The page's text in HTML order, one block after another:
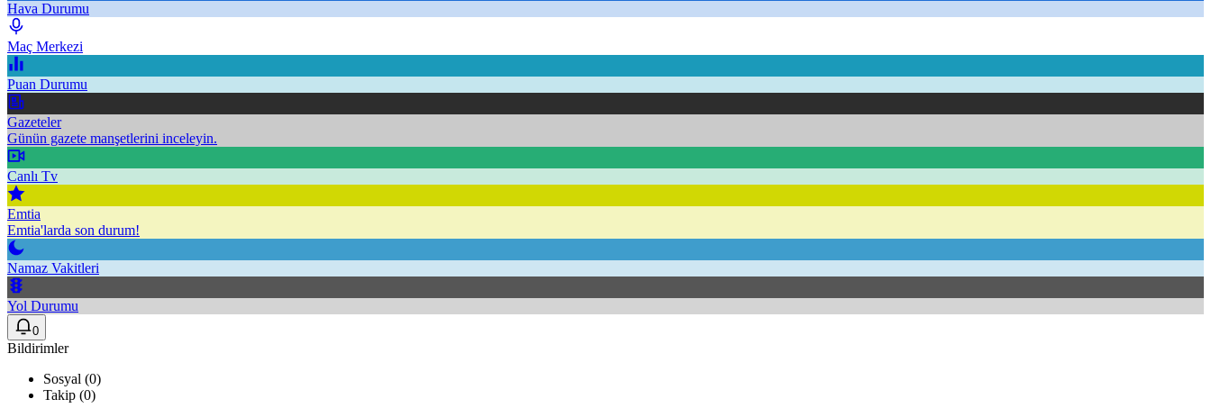
Hava Durumu
Maç Merkezi
Puan Durumu
Gazeteler
Günün gazete manşetlerini inceleyin.
Canlı Tv
Emtia
Emtia'larda son durum!
Namaz Vakitleri
Yol Durumu
0
Bildirimler
Sosyal (0)
Takip (0)